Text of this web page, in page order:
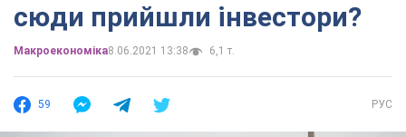
сюди прийшли інвестори?
Mакроекономіка8.06.2021 13:38 6,1 т.
59 РУС